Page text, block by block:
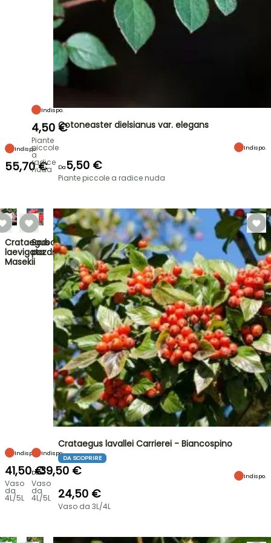
Indispo.
55,70 €
Indispo.
4,50 €
Piante
piccole
a
radice
nuda
Cotoneaster dielsianus var. elegans
Indispo.
Da5,50 €
Piante piccole a radice nuda
Crataegus
laevigata
Masekii
Indispo.
41,50 €
Vaso
da
4L/5L
Sorbocotoneaster
pozdnjakovii
Indispo.
Da39,50 €
Vaso
da
4L/5L
Crataegus lavallei Carrierei - Biancospino
DA SCOPRIRE
Indispo.
24,50 €
Vaso da 3L/4L